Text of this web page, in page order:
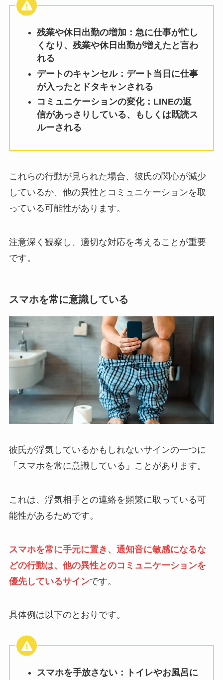
残業や休日出勤の増加：急に仕事が忙し
くなり、残業や休日出勤が増えたと言わ
れる
デートのキャンセル：デート当日に仕事
が入ったとドタキャンされる
コミュニケーションの変化：LINEの返
信があっさりしている、もしくは既読ス
ルーされる
これらの行動が見られた場合、彼氏の関心が減少
しているか、他の異性とコミュニケーションを取
っている可能性があります。
注意深く観察し、適切な対応を考えることが重要
です。
スマホを常に意識している
彼氏が浮気しているかもしれないサインの一つに
「スマホを常に意識している」ことがあります。
これは、浮気相手との連絡を頻繁に取っている可
能性があるためです。
スマホを常に手元に置き、通知音に敏感になるな
どの行動は、他の異性とのコミュニケーションを
優先しているサインです。
具体例は以下のとおりです。
スマホを手放さない：トイレやお風呂に